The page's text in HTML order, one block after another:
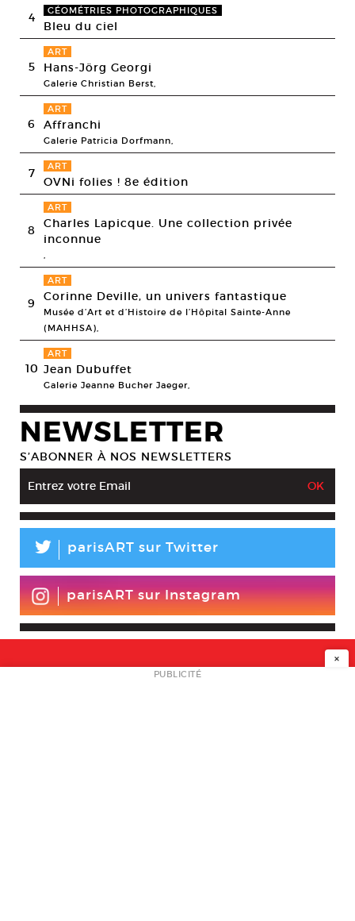
4 GÉOMÉTRIES PHOTOGRAPHIQUES
Bleu du ciel
5
ART
Hans-Jörg Georgi
Galerie Christian Berst,
6
ART
Affranchi
Galerie Patricia Dorfmann,
7 ART
OVNi folies ! 8e édition
8
ART
Charles Lapicque. Une collection privée
inconnue
,
9
ART
Corinne Deville, un univers fantastique
Musée d’Art et d’Histoire de l’Hôpital Sainte-Anne
(MAHHSA),
10
ART
Jean Dubuffet
Galerie Jeanne Bucher Jaeger,
NEWSLETTER
S’ABONNER À NOS NEWSLETTERS
L parisART sur Twitter
parisART sur Instagram
NEWSLETTER
×
PUBLICITÉ